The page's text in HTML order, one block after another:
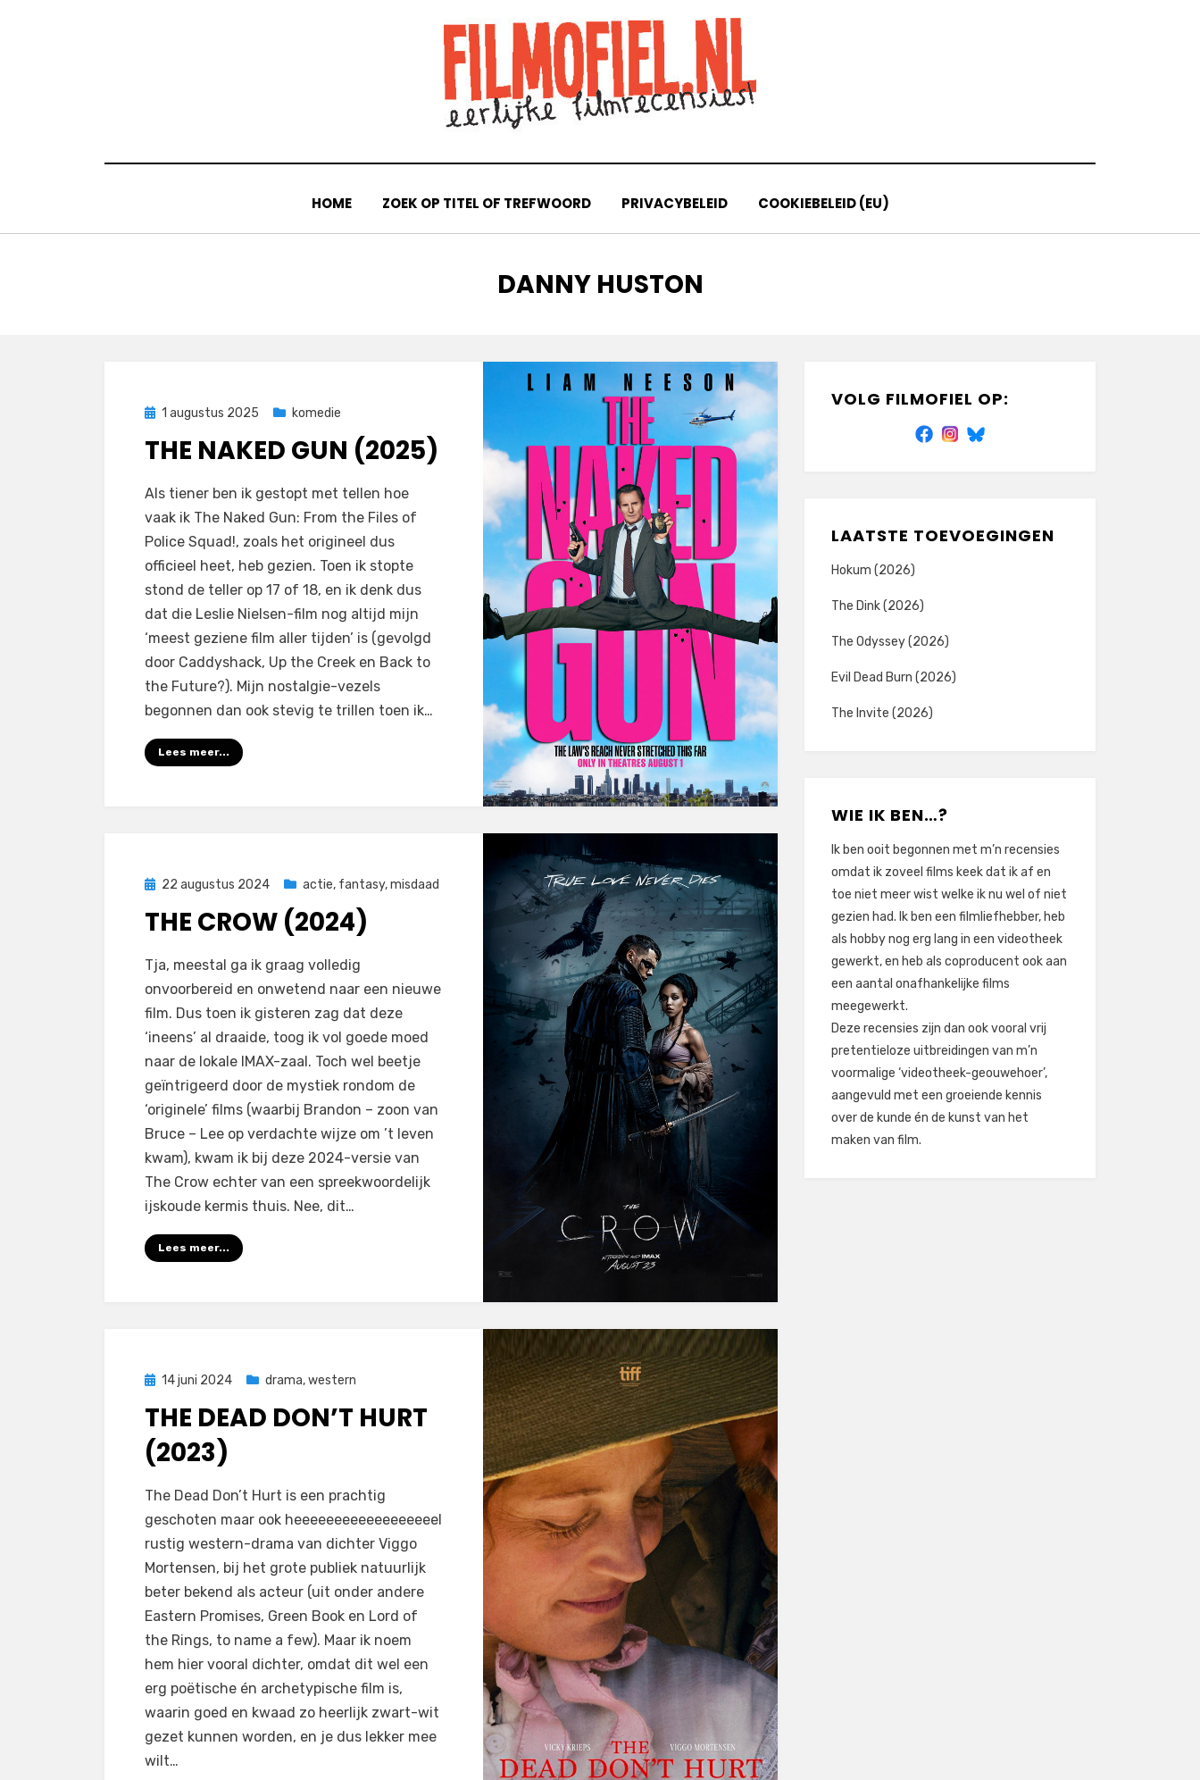
HOME ZOEK OP TITEL OF TREFWOORD PRIVACYBELEID COOKIEBELEID (EU)
TAG
:
DANNY HUSTON
Geplaatst
1 augustus 2025 komedie
THE NAKED GUN (2025)
doorFilmofiel.nl
Als tiener ben ik gestopt met tellen hoe
vaak ik The Naked Gun: From the Files of
Police Squad!, zoals het origineel dus
officieel heet, heb gezien. Toen ik stopte
stond de teller op 17 of 18, en ik denk dus
dat die Leslie Nielsen-film nog altijd mijn
‘meest geziene film aller tijden’ is (gevolgd
door Caddyshack, Up the Creek en Back to
the Future?). Mijn nostalgie-vezels
begonnen dan ook stevig te trillen toen ik…
Lees meer...
Geplaatst
22 augustus 2024 actie, fantasy,misdaad
THE CROW (2024)
doorFilmofiel.nl
Tja, meestal ga ik graag volledig
onvoorbereid en onwetend naar een nieuwe
film. Dus toen ik gisteren zag dat deze
‘ineens’ al draaide, toog ik vol goede moed
naar de lokale IMAX-zaal. Toch wel beetje
geïntrigeerd door de mystiek rondom de
‘originele’ films (waarbij Brandon – zoon van
Bruce – Lee op verdachte wijze om ’t leven
kwam), kwam ik bij deze 2024-versie van
The Crow echter van een spreekwoordelijk
ijskoude kermis thuis. Nee, dit…
Lees meer...
Geplaatst
14 juni 2024 drama,western
THE DEAD DON’T HURT
(2023)
doorFilmofiel.nl
The Dead Don’t Hurt is een prachtig
geschoten maar ook heeeeeeeeeeeeeeeeeel
rustig western-drama van dichter Viggo
Mortensen, bij het grote publiek natuurlijk
beter bekend als acteur (uit onder andere
Eastern Promises, Green Book en Lord of
the Rings, to name a few). Maar ik noem
hem hier vooral dichter, omdat dit wel een
erg poëtische én archetypische film is,
waarin goed en kwaad zo heerlijk zwart-wit
gezet kunnen worden, en je dus lekker mee
wilt…
VOLG FILMOFIEL OP:
LAATSTE TOEVOEGINGEN
Hokum (2026)
The Dink (2026)
The Odyssey (2026)
Evil Dead Burn (2026)
The Invite (2026)
WIE IK BEN…?
Ik ben ooit begonnen met m’n recensies
omdat ik zoveel films keek dat ik af en
toe niet meer wist welke ik nu wel of niet
gezien had. Ik ben een filmliefhebber, heb
als hobby nog erg lang in een videotheek
gewerkt, en heb als coproducent ook aan
een aantal onafhankelijke films
meegewerkt.
Deze recensies zijn dan ook vooral vrij
pretentieloze uitbreidingen van m’n
voormalige ‘videotheek-geouwehoer’,
aangevuld met een groeiende kennis
over de kunde én de kunst van het
maken van film.